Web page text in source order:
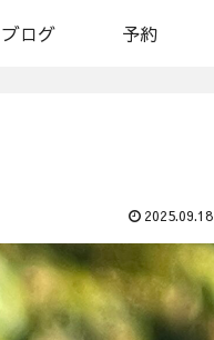
ブログ 予約
2025.09.18